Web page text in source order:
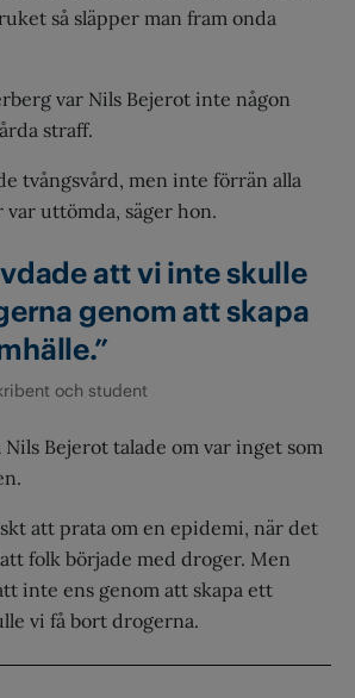
så släpper man fram onda
var Nils Bejerot inte någon
straff.
tvångsvård, men inte förrän alla
uttömda, säger hon.
att vi inte skulle
genom att skapa
och student
Bejerot talade om var inget som
att prata om en epidemi, när det
folk började med droger. Men
inte ens genom att skapa ett
vi få bort drogerna.